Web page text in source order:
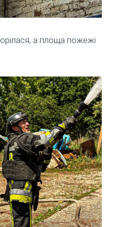
а площа пожежі